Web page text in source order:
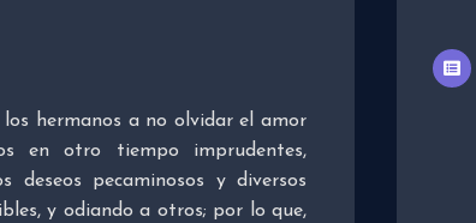
hermanos a no olvidar el amor
en otro tiempo imprudentes,
deseos pecaminosos y diversos
y odiando a otros; por lo que,